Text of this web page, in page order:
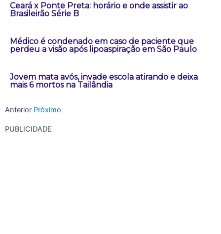
Ceará x Ponte Preta: horário e onde assistir ao
Brasileirão Série B
Médico é condenado em caso de paciente que
perdeu a visão após lipoaspiração em São Paulo
Jovem mata avós, invade escola atirando e deixa
mais 6 mortos na Tailândia
Anterior Próximo
PUBLICIDADE